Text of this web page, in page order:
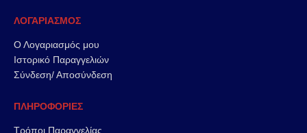
ΛΟΓΑΡΙΑΣΜΟΣ
Ο Λογαριασμός μου
Ιστορικό Παραγγελιών
Σύνδεση/ Αποσύνδεση
ΠΛΗΡΟΦΟΡΙΕΣ
Τρόποι Παραγγελίας